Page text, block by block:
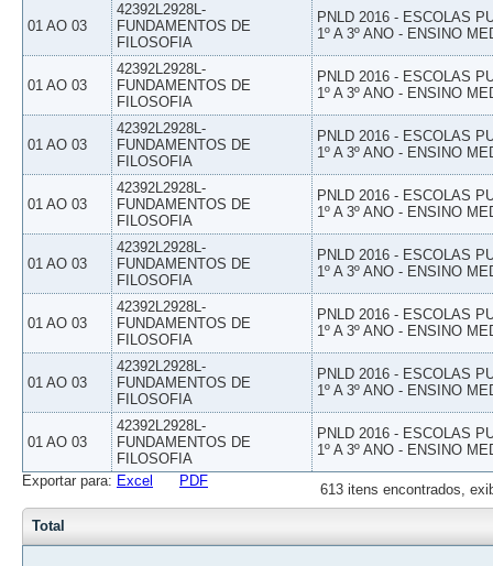
01 AO 03
42392L2928L-
FUNDAMENTOS DE
FILOSOFIA
PNLD 2016 - ESCOLAS
1º A 3º ANO - ENSINO
01 AO 03
42392L2928L-
FUNDAMENTOS DE
FILOSOFIA
PNLD 2016 - ESCOLAS
1º A 3º ANO - ENSINO
01 AO 03
42392L2928L-
FUNDAMENTOS DE
FILOSOFIA
PNLD 2016 - ESCOLAS
1º A 3º ANO - ENSINO
01 AO 03
42392L2928L-
FUNDAMENTOS DE
FILOSOFIA
PNLD 2016 - ESCOLAS
1º A 3º ANO - ENSINO
01 AO 03
42392L2928L-
FUNDAMENTOS DE
FILOSOFIA
PNLD 2016 - ESCOLAS
1º A 3º ANO - ENSINO
01 AO 03
42392L2928L-
FUNDAMENTOS DE
FILOSOFIA
PNLD 2016 - ESCOLAS
1º A 3º ANO - ENSINO
01 AO 03
42392L2928L-
FUNDAMENTOS DE
FILOSOFIA
PNLD 2016 - ESCOLAS
1º A 3º ANO - ENSINO
01 AO 03
42392L2928L-
FUNDAMENTOS DE
FILOSOFIA
PNLD 2016 - ESCOLAS
1º A 3º ANO - ENSINO
613 itens encontrados,
Exportar para: Excel PDF
Total